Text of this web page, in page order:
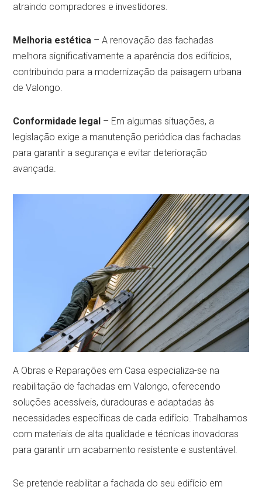
atraindo compradores e investidores.
Melhoria estética – A renovação das fachadas
melhora significativamente a aparência dos edifícios,
contribuindo para a modernização da paisagem urbana
de Valongo.
Conformidade legal – Em algumas situações, a
legislação exige a manutenção periódica das fachadas
para garantir a segurança e evitar deterioração
avançada.
A Obras e Reparações em Casa especializa-se na
reabilitação de fachadas em Valongo, oferecendo
soluções acessíveis, duradouras e adaptadas às
necessidades específicas de cada edifício. Trabalhamos
com materiais de alta qualidade e técnicas inovadoras
para garantir um acabamento resistente e sustentável.
Se pretende reabilitar a fachada do seu edifício em